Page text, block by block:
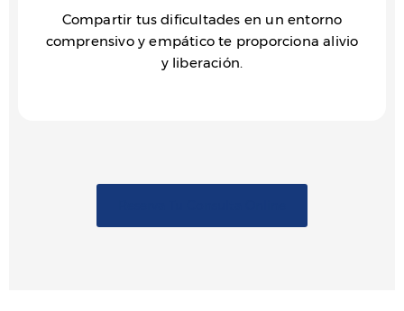
Compartir tus dificultades en un entorno
comprensivo y empático te proporciona alivio
y liberación.